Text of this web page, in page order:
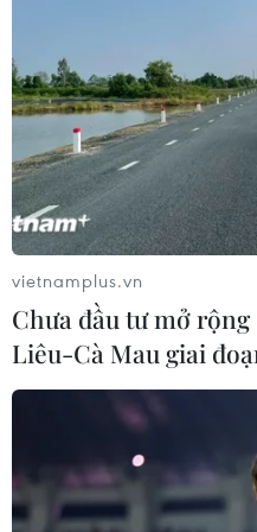
cho HDBank
05/08/2026 07:46
Tăng tốc giải ngân đầu tư
chấm dứt tâm lý trông chờ
05/08/2026 07:39
Hoàn thiện khuôn khổ
ngân hàng và phòng,
Cà Mau gỡ “điểm
vietnamplus.vn
Chưa đầu tư mở rộng
Liêu-Cà Mau giai